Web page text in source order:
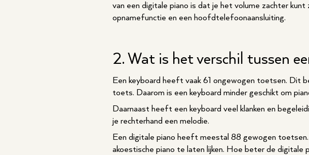
van een digitale piano is dat je het volume zachter
opnamefunctie en een hoofdtelefoonaansluiting.
2. Wat is het verschil tussen
Een keyboard heeft vaak 61 ongewogen toetsen. Dit
toets. Daarom is een keyboard minder geschikt om
Daarnaast heeft een keyboard veel klanken en
je rechterhand een melodie.
Een digitale piano heeft meestal 88 gewogen
akoestische piano te laten lijken. Hoe beter de digitale